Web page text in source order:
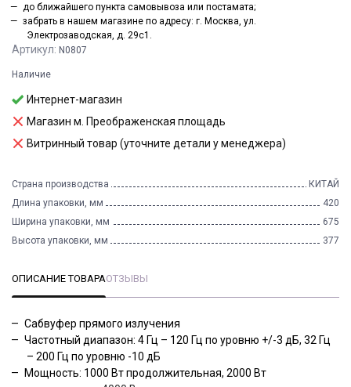
Артикул: N0807
Наличие
Интернет-магазин
Магазин м. Преображенская площадь
Витринный товар (уточните детали у менеджера)
Страна производства
КИТАЙ
Длина упаковки, мм
420
Ширина упаковки, мм
675
Высота упаковки, мм
377
до ближайшего пункта самовывоза или постамата;
забрать в нашем магазине по адресу: г. Москва, ул.
Электрозаводская, д. 29с1.
ОПИСАНИЕ ТОВАРАОТЗЫВЫ
Сабвуфер прямого излучения
Частотный диапазон: 4 Гц – 120 Гц по уровню +/-3 дБ, 32 Гц
– 200 Гц по уровню -10 дБ
Мощность: 1000 Вт продолжительная, 2000 Вт